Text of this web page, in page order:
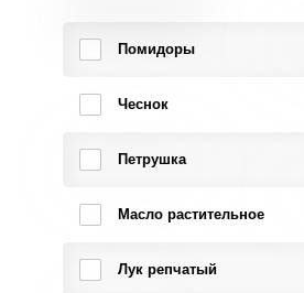
Помидоры
Чеснок
Петрушка
Масло растительное
Лук репчатый